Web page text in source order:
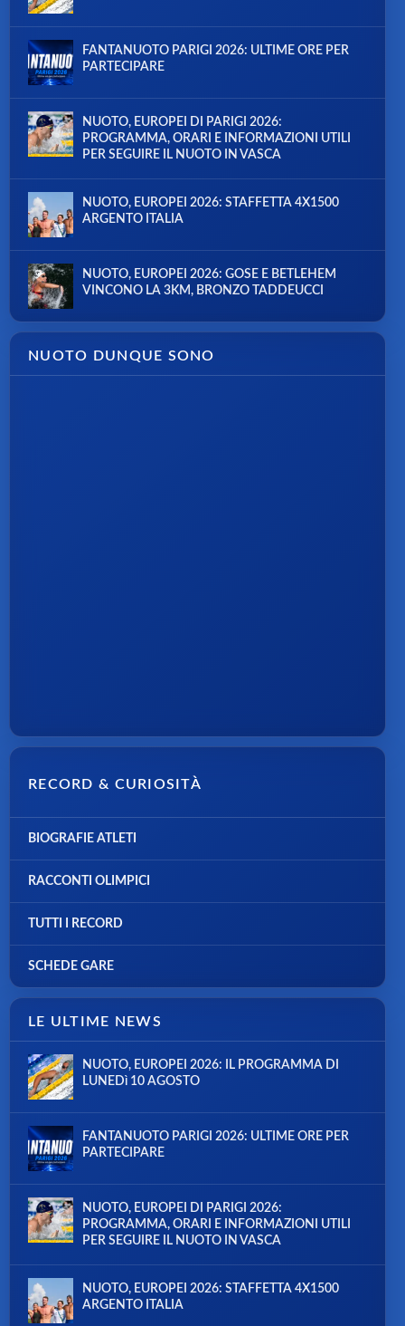
FANTANUOTO PARIGI 2026: ULTIME ORE PER
PARTECIPARE
NUOTO, EUROPEI DI PARIGI 2026:
PROGRAMMA, ORARI E INFORMAZIONI UTILI
PER SEGUIRE IL NUOTO IN VASCA
NUOTO, EUROPEI 2026: STAFFETTA 4X1500
ARGENTO ITALIA
NUOTO, EUROPEI 2026: GOSE E BETLEHEM
VINCONO LA 3KM, BRONZO TADDEUCCI
NUOTO DUNQUE SONO
RECORD & CURIOSITÀ
BIOGRAFIE ATLETI
RACCONTI OLIMPICI
TUTTI I RECORD
SCHEDE GARE
LE ULTIME NEWS
NUOTO, EUROPEI 2026: IL PROGRAMMA DI
LUNEDì 10 AGOSTO
FANTANUOTO PARIGI 2026: ULTIME ORE PER
PARTECIPARE
NUOTO, EUROPEI DI PARIGI 2026:
PROGRAMMA, ORARI E INFORMAZIONI UTILI
PER SEGUIRE IL NUOTO IN VASCA
NUOTO, EUROPEI 2026: STAFFETTA 4X1500
ARGENTO ITALIA